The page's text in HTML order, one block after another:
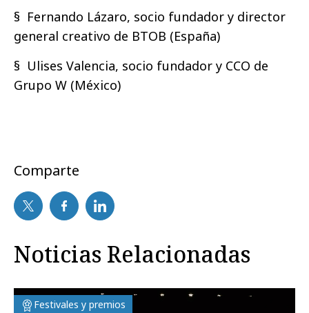
§ Fernando Lázaro, socio fundador y director
general creativo de BTOB (España)
§ Ulises Valencia, socio fundador y CCO de
Grupo W (México)
Comparte
Noticias Relacionadas
Festivales y premios